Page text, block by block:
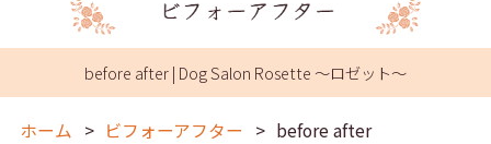
before after | Dog Salon Rosette ～ロゼット～
ホーム ビフォーアフター before after